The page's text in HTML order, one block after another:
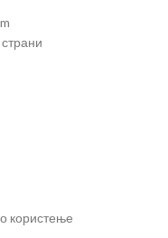
користење